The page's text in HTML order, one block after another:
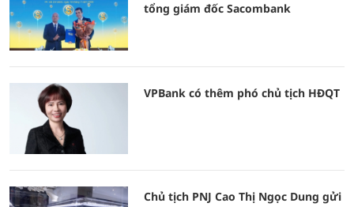
tổng giám đốc Sacombank
VPBank có thêm phó chủ tịch HĐQT
Chủ tịch PNJ Cao Thị Ngọc Dung gửi